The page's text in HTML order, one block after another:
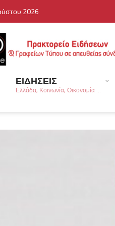
2026
ΕΙΔΗΣΕΙΣ
Ελλάδα, Κοινωνία, Οικονομία ...